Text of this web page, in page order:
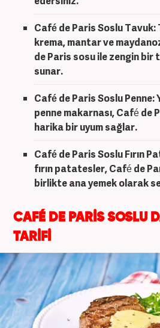
Café de Paris Soslu Tavuk:
krema, mantar ve
de Paris sosu ile zengin bir
sunar.
Café de Paris Soslu Penne:
penne makarnası, Café de
harika bir uyum sağlar.
Café de Paris Soslu Fırın
fırın patatesler, Café de
birlikte ana yemek olarak
CAFÉ DE PARİS SOSLU
TARİFİ